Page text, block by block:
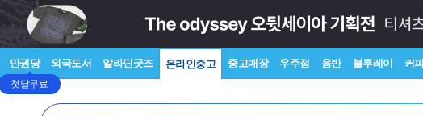
만권당
첫달무료
외국도서 알라딘굿즈 온라인중고 중고매장 우주점 음반 블루레이 커피